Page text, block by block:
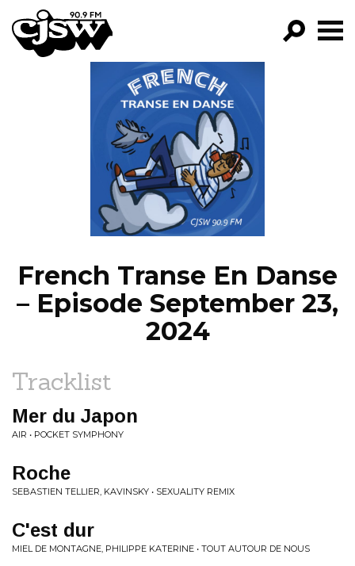
CJSW
PROGRAMS
EPISODES
NEWS
French Transe En Danse
– Episode September 23,
2024
Tracklist
Mer du Japon
AIR • POCKET SYMPHONY
Roche
SEBASTIEN TELLIER, KAVINSKY • SEXUALITY REMIX
C'est dur
MIEL DE MONTAGNE, PHILIPPE KATERINE • TOUT AUTOUR DE NOUS